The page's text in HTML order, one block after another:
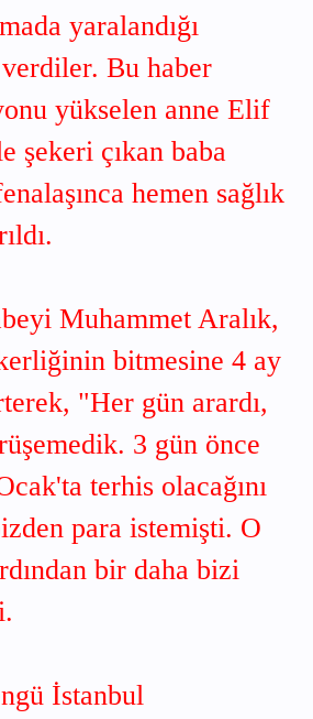
yaralandığı
Bu haber
yükselen anne Elif
şekeri çıkan baba
hemen sağlık
Muhammet Aralık,
bitmesine 4 ay
"Her gün arardı,
3 gün önce
terhis olacağını
para istemişti. O
bir daha bizi
İstanbul